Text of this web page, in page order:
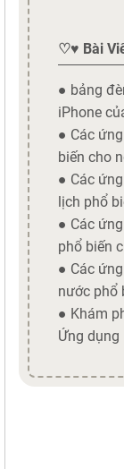
♡♥ Bài
● bảng
iPhone
● Các
biến cho
● Các
lịch phổ
● Các
phổ biến
● Các
nước phổ
● Khám
Ứng